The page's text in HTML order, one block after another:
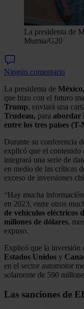
La presidenta de
Mumia/G20
Ningún comentario
La presidenta de
que hizo con el futuro
Trump, enviará una
Trudeau, para abordar
entre los tres países
Durante su conferencia
explicó que el contenido
integrará una serie de
en medio de las críticas
exceso de inversiones
“Hay mucha
en 2023, entre otros
de vehículos eléctricos
millones de dólares,
expuso.
Explicó que la inversión
Estados Unidos y
en el sector automotor
solamente de 590
Las sanciones de